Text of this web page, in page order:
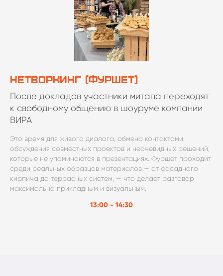
Нетворкинг (Фуршет)
После докладов участники митапа переходят
к свободному общению в шоуруме компании
ВИРА
Это время для живого диалога, обмена контактами,
обсуждения совместных проектов и неочевидных решений,
которые не упоминаются в презентациях. Фуршет проходит
среди реальных образцов материалов — от фасадного
кирпича до террасных систем, — что делает разговор
максимально прикладным и визуальным.
13:00 - 14:30